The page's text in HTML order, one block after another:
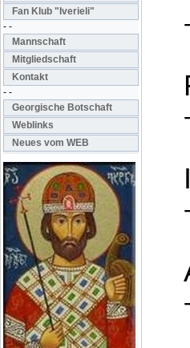
Fan Klub "Iverieli"
- -
Mannschaft
Mitgliedschaft
Kontakt
- -
Georgische Botschaft
Weblinks
Neues vom WEB
-
-
-
-